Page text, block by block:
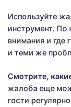
Используйте
инструмент. По
внимания и где
и теми же
Смотрите,
жалоба еще
гости